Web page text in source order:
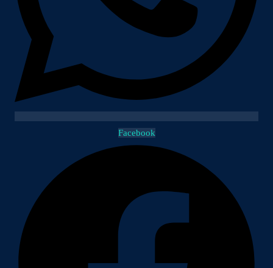
Facebook